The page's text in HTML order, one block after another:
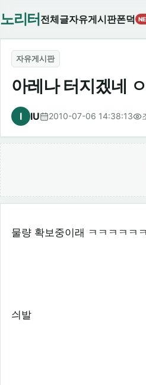
노리터 전체글자유게시판폰덕
자유게시판
아레나 터지겠네
I IU 2010-07-06 14:38:13
물량 확보중이래 ㅋㅋㅋㅋㅋㅋ
싀발